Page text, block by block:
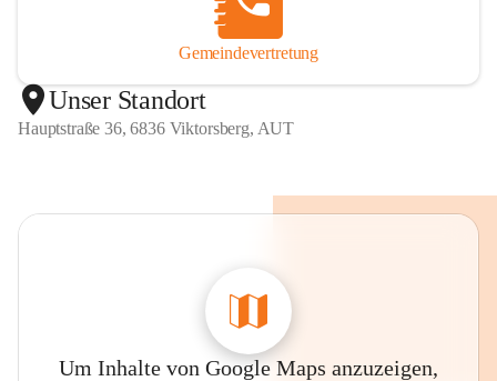
Gemeindevertretung
Unser Standort
Hauptstraße 36, 6836 Viktorsberg, AUT
Um Inhalte von Google Maps anzuzeigen,